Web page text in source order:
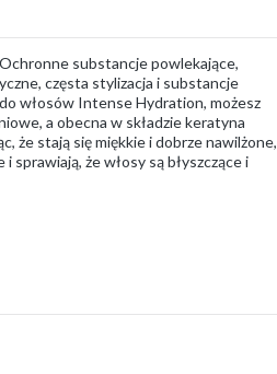
substancje powlekające,
częsta stylizacja i substancje
włosów Intense Hydration, możesz
a obecna w składzie keratyna
że stają się miękkie i dobrze nawilżone,
że włosy są błyszczące i